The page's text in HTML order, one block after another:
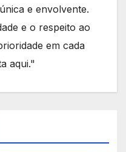
e envolvente.
e o respeito ao
em cada
aqui."